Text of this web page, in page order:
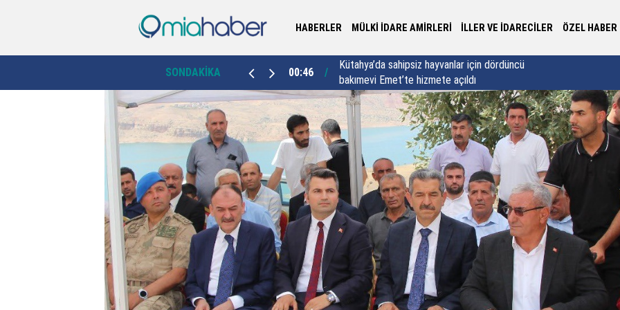
HABERLER MÜLKİ İDARE AMİRLERİ İLLER VE İDARECİLER ÖZEL HABER
SONDAKİKA
Kütahya’da sahipsiz hayvanlar için dördüncü
bakımevi Emet’te hizmete açıldı
23:46
Yalova Valisi Usta’dan 30 yıllık vefa buluşması:
"Vefa sadece bir semt adı değildir"